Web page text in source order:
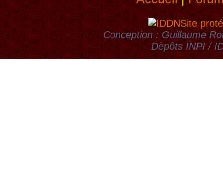
Site
Conception : Guillaume
Dèpôts INPI /